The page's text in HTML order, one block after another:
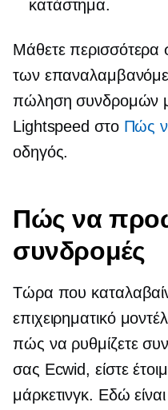
κατάστημα.
Μάθετε περισσότερα
των
πώληση συνδρομών
Lightspeed στο Πώς
οδηγός.
Πώς να
συνδρομές
Τώρα που
επιχειρηματικό
πώς να ρυθμίζετε
σας Ecwid, είστε
μάρκετινγκ. Εδώ